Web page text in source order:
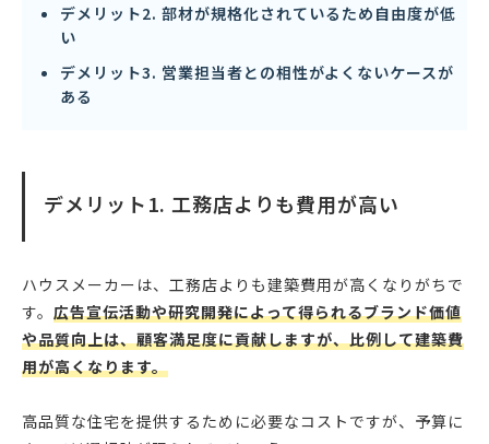
デメリット2. 部材が規格化されているため自由度が低
い
デメリット3. 営業担当者との相性がよくないケースが
ある
デメリット1. 工務店よりも費用が高い
ハウスメーカーは、工務店よりも建築費用が高くなりがちで
す。 広告宣伝活動や研究開発によって得られるブランド価値
や品質向上は、顧客満足度に貢献しますが、比例して建築費
用が高くなります。
高品質な住宅を提供するために必要なコストですが、予算に